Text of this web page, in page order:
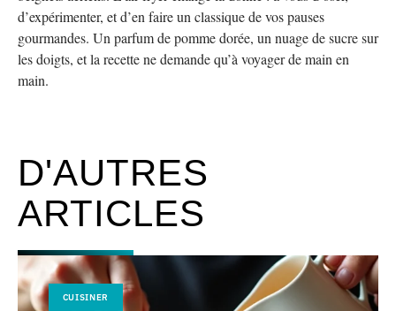
d’expérimenter, et d’en faire un classique de vos pauses
gourmandes. Un parfum de pomme dorée, un nuage de sucre sur
les doigts, et la recette ne demande qu’à voyager de main en
main.
D'AUTRES
ARTICLES
CUISINER